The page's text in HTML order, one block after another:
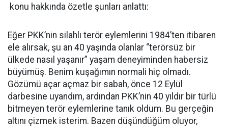
konu hakkında özetle şunları anlattı:
Eğer PKK’nin silahlı terör eylemlerini 1984’ten itibaren
ele alırsak, şu an 40 yaşında olanlar “terörsüz bir
ülkede nasıl yaşanır” yaşam deneyiminden habersiz
büyümüş. Benim kuşağımın normali hiç olmadı.
Gözümü açar açmaz bir sabah, önce 12 Eylül
darbesine uyandım, ardından PKK’nin 40 yıldır bir türlü
bitmeyen terör eylemlerine tanık oldum. Bu gerçeğin
altını çizmek isterim. Bazen düşündüğüm oluyor,